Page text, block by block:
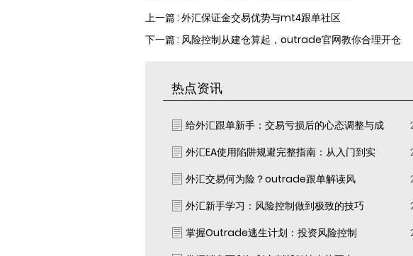
上一篇 : 外汇保证金交易优势与mt4跟单社区
下一篇 : 风险控制从建仓算起，outrade官网教你合理开仓
热点资讯
给外汇跟单新手：交易亏损后的心态调整与成
外汇EA使用陷阱规避完整指南：从入门到实
外汇交易何为险？outrade跟单解读风
外汇新手学习：风险控制做到极致的技巧
掌握Outrade逃生计划：投资风险控制